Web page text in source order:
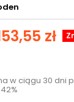
zł
w ciągu 30 dni